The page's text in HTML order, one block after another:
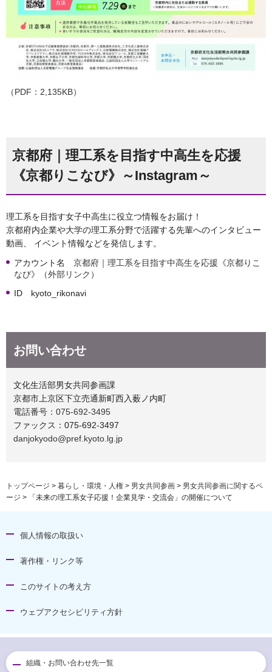
（PDF：2,135KB）
京都府｜理工系を目指す中高生を応援
《京都りこなび》～Instagram～
理工系を目指す女子中高生に役立つ情報をお届け！
京都府内企業や大学の理工系分野で活躍する先輩へのインタビュー
動画、 イベント情報などを発信します。
アカウント名 京都府｜理工系を目指す中高生を応援《京都りこ
なび》（外部リンク）
ID kyoto_rikonavi
お問い合わせ
文化生活部男女共同参画課
京都市上京区下立売通新町西入薮ノ内町
電話番号：075-692-3495
ファックス：075-692-3497
danjokyodo@pref.kyoto.lg.jp
トップページ > 暮らし・環境・人権 > 男女共同参画 > 男女共同参画に関するペ
ージ > 「未来の理工系女子応援！企業見学・交流会」の開催について
個人情報の取扱い
著作権・リンク等
このサイトの考え方
ウェブアクセシビリティ方針
組織・お問い合わせ先一覧